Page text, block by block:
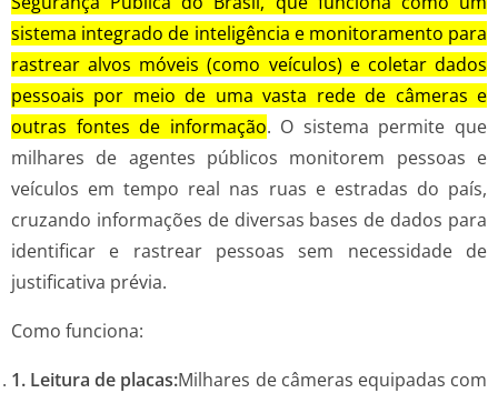
sistema integrado de inteligência e monitoramento para
rastrear alvos móveis (como veículos) e coletar dados
pessoais por meio de uma vasta rede de câmeras e
outras fontes de informação. O sistema permite que
milhares de agentes públicos monitorem pessoas e
veículos em tempo real nas ruas e estradas do país,
cruzando informações de diversas bases de dados para
identificar e rastrear pessoas sem necessidade de
justificativa prévia.
Como funciona:
1. Leitura de placas:Milhares de câmeras equipadas com